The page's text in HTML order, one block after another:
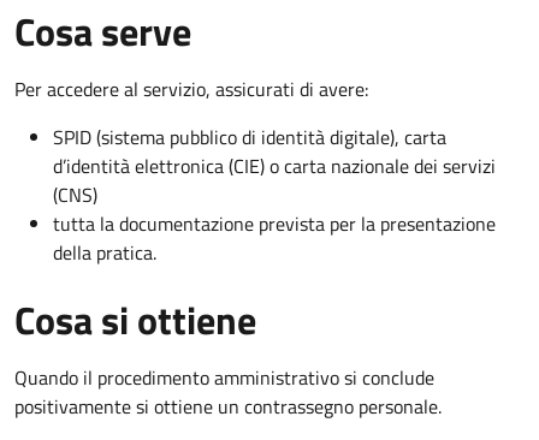
Cosa serve
Per accedere al servizio, assicurati di avere:
SPID (sistema pubblico di identità digitale), carta
d’identità elettronica (CIE) o carta nazionale dei servizi
(CNS)
tutta la documentazione prevista per la presentazione
della pratica.
Cosa si ottiene
Quando il procedimento amministrativo si conclude
positivamente si ottiene un contrassegno personale.